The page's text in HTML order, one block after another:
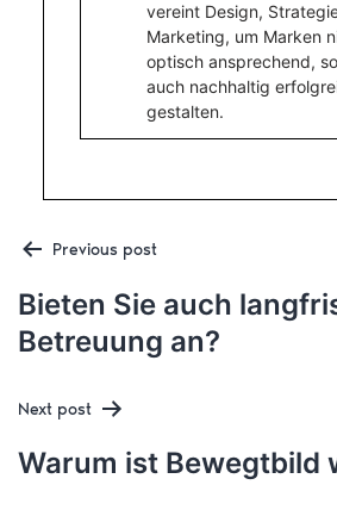
vereint Design,
Marketing, um Marken
optisch ansprechend,
auch nachhaltig
gestalten.
Post
Previous post
Bieten Sie auch
Betreuung an?
Next post
Warum ist Bewegtbild